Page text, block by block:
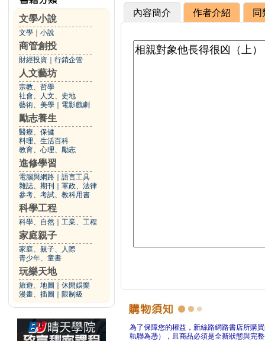
文學小說
文學 小說
商管創投
財經投資 行銷企管
人文藝坊
宗教、哲學
社會、人文、史地
藝術、美學
電影戲劇
勵志養生
醫療、保健
料理、生活百科
教育、心理、勵志
進修學習
電腦與網路
語言工具
雜誌、期刊
軍政、法律
參考、考試、教科用書
科學工程
科學、自然 工業、工程
家庭親子
家庭、親子、人際
青少年、童書
玩樂天地
旅遊、地圖
休閒娛樂
漫畫、插圖
限制級
內容簡介 作者介紹 同
為了保障您的權益，新絲路網路書店所購
執聯為憑），且商品必須是全新狀態與完